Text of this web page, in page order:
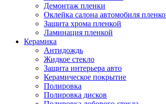
Демонтаж пленки
Оклейка салона автомобиля
Защита хрома пленкой
Ламинация пленкой
Керамика
Антидождь
Жидкое стекло
Защита интерьера авто
Керамическое покрытие
Полировка
Полировка дисков